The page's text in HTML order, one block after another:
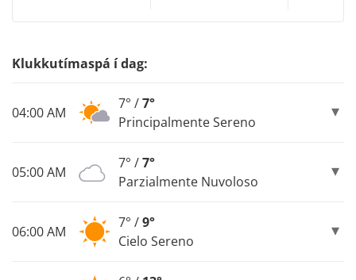
Klukkutímaspá í dag:
04:00 AM
7° /7°
Principalmente Sereno
05:00 AM
7° /7°
Parzialmente Nuvoloso
06:00 AM
7° /9°
Cielo Sereno